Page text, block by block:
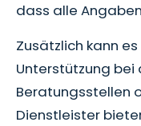
dass alle
Zusätzlich kann
Unterstützung bei
Beratungsstellen
Dienstleister